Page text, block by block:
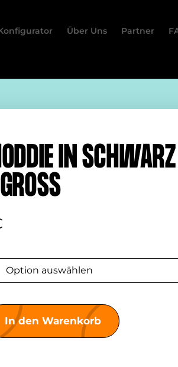
Über Uns Partner
IN
In den Warenkorb